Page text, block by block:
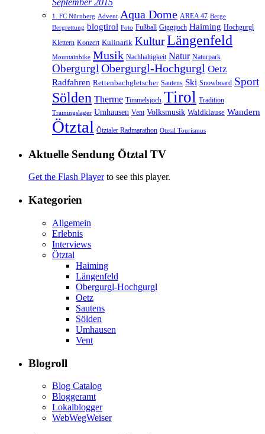
September 2015
1. FC Nürnberg Advent Aqua Dome AREA 47 Berge
Bergrettung blogtirol Foto Fußball Giggijoch Haiming Hochgurgl
Klettern Konzert Kulinarik KulturLängenfeld
Mountainbike Musik Nachhaltigkeit Natur Naturpark
Obergurgl Obergurgl-Hochgurgl Oetz
Radfahren Rettenbachgletscher Sautens Ski Snowboard Sport
Sölden Therme Timmelsjoch Tirol Tradition
Trainingslager Umhausen Vent Volksmusik Waldklause Wandern
Ötztal Ötztaler Radmarathon Ötztal Tourismus
Aktuelle Sendung Ötztal TV
Get the Flash Playerto see this player.
Kategorien
Allgemein
Erlebnis
Interviews
Ötztal
Haiming
Längenfeld
Obergurgl-Hochgurgl
Oetz
Sautens
Sölden
Umhausen
Vent
Blogroll
Blog Catalog
Bloggeramt
Lokalblogger
WebWegWeiser